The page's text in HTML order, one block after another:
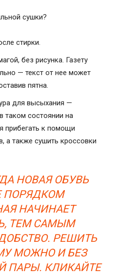
сушки?
стирки.
без рисунка. Газету
— текст от нее может
пятна.
для высыхания —
таком состоянии на
прибегать к помощи
а также сушить кроссовки
НОВАЯ ОБУВЬ
ПОРЯДКОМ
НАЧИНАЕТ
ТЕМ САМЫМ
РЕШИТЬ
МОЖНО И БЕЗ
ПАРЫ. КЛИКАЙТЕ